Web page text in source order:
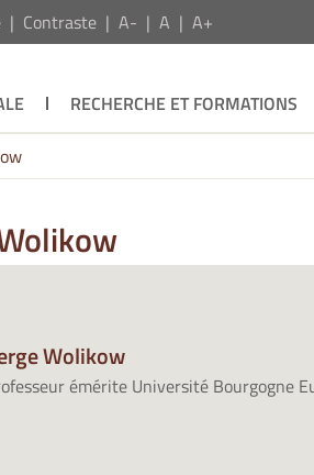
Contraste A- A A+
RECHERCHE ET FORMATIONS
Wolikow
émérite Université Bourgogne